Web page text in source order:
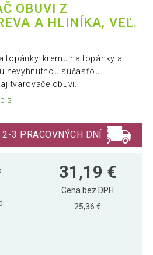
OBUVI Z
A HLINÍKA, VEĽ.
topánky, krému na topánky a
nevyhnutnou súčasťou
tvarovače obuvi.
3 PRACOVNÝCH DNÍ
31,19 €
Cena bez DPH
25,36 €